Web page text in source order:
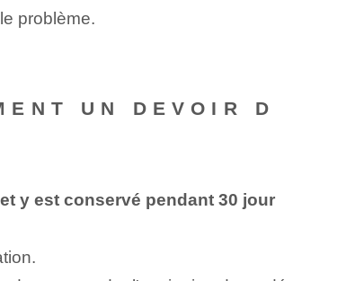
problème.
UN DEVOIR D
y est conservé pendant 30 jour